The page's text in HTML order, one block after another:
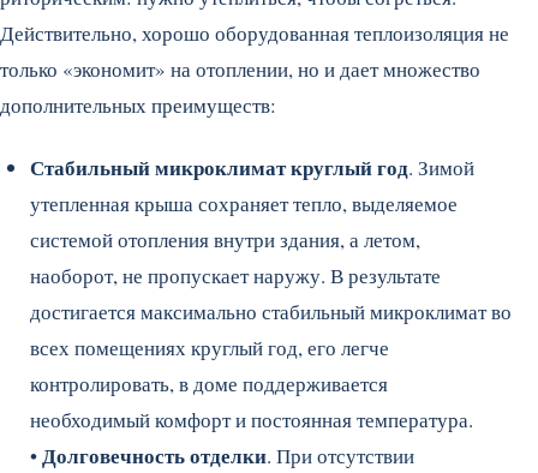
Действительно, хорошо оборудованная теплоизоляция не
только «экономит» на отоплении, но и дает множество
дополнительных преимуществ:
Стабильный микроклимат круглый год. Зимой
утепленная крыша сохраняет тепло, выделяемое
системой отопления внутри здания, а летом,
наоборот, не пропускает наружу. В результате
достигается максимально стабильный микроклимат во
всех помещениях круглый год, его легче
контролировать, в доме поддерживается
необходимый комфорт и постоянная температура.
•Долговечность отделки. При отсутствии